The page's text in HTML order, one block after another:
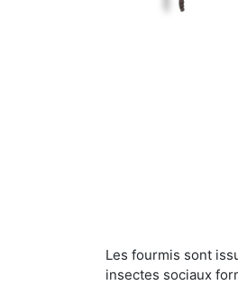
Les fourmis sont
insectes sociaux